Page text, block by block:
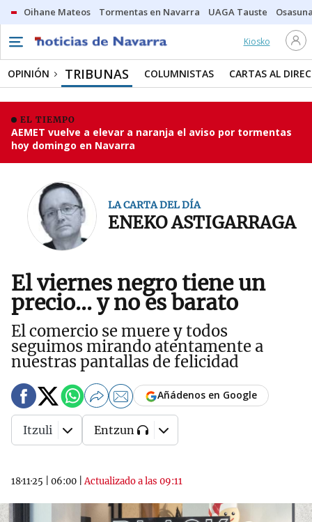
Oihane Mateos Tormentas en Navarra UAGA Tauste
Kiosko
OPINIÓN TRIBUNAS COLUMNISTAS CARTAS AL
EL TIEMPO
AEMET vuelve a elevar a naranja el aviso por tormentas
hoy domingo en Navarra
LA CARTA DEL DÍA
ENEKO ASTIGARRAGA
El viernes negro tiene un
precio... y no es barato
El comercio se muere y todos
seguimos mirando atentamente a
nuestras pantallas de felicidad
18·11·25 06:00 |Actualizado a las 09:11
Añádenos en Google
Itzuli Entzun